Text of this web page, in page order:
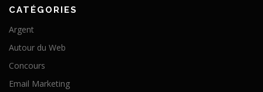
CATÉGORIES
Argent
Autour du Web
Concours
Email Marketing